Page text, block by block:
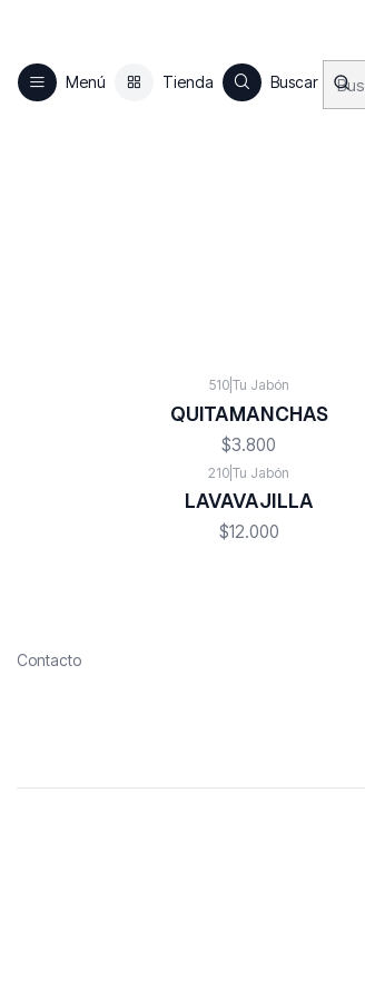
Menú Tienda Buscar
510| Tu Jabón
QUITAMANCHAS
$3.800
210 |Tu Jabón
LAVAVAJILLA
$12.000
Contacto